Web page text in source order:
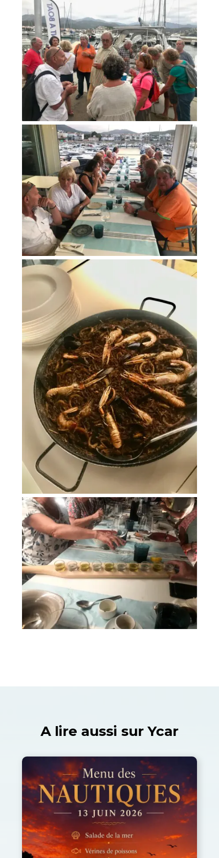
A lire aussi sur Ycar